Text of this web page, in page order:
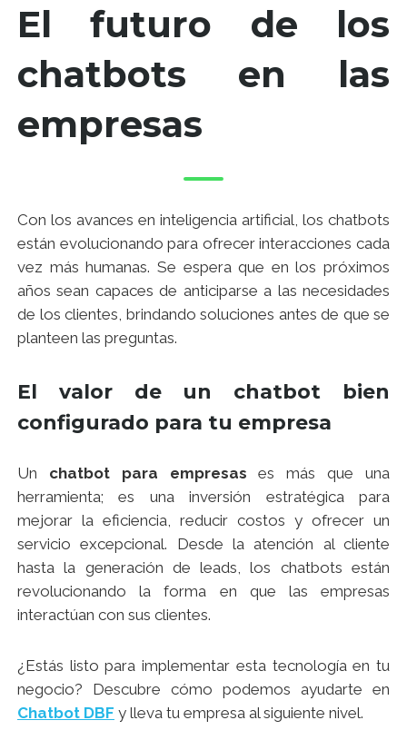
El futuro de los
chatbots en las
empresas
Con los avances en inteligencia artificial, los chatbots
están evolucionando para ofrecer interacciones cada
vez más humanas. Se espera que en los próximos
años sean capaces de anticiparse a las necesidades
de los clientes, brindando soluciones antes de que se
planteen las preguntas.
El valor de un chatbot bien
configurado para tu empresa
Un chatbot para empresas es más que una
herramienta; es una inversión estratégica para
mejorar la eficiencia, reducir costos y ofrecer un
servicio excepcional. Desde la atención al cliente
hasta la generación de leads, los chatbots están
revolucionando la forma en que las empresas
interactúan con sus clientes.
¿Estás listo para implementar esta tecnología en tu
negocio? Descubre cómo podemos ayudarte en
Chatbot DBF y lleva tu empresa al siguiente nivel.